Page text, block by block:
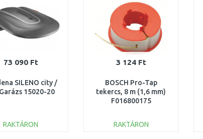
73 090 Ft
SILENO city /
15020-20
RAKTÁRON
3 124 Ft
BOSCH Pro-Tap
tekercs, 8 m (1,6 mm)
F016800175
RAKTÁRON